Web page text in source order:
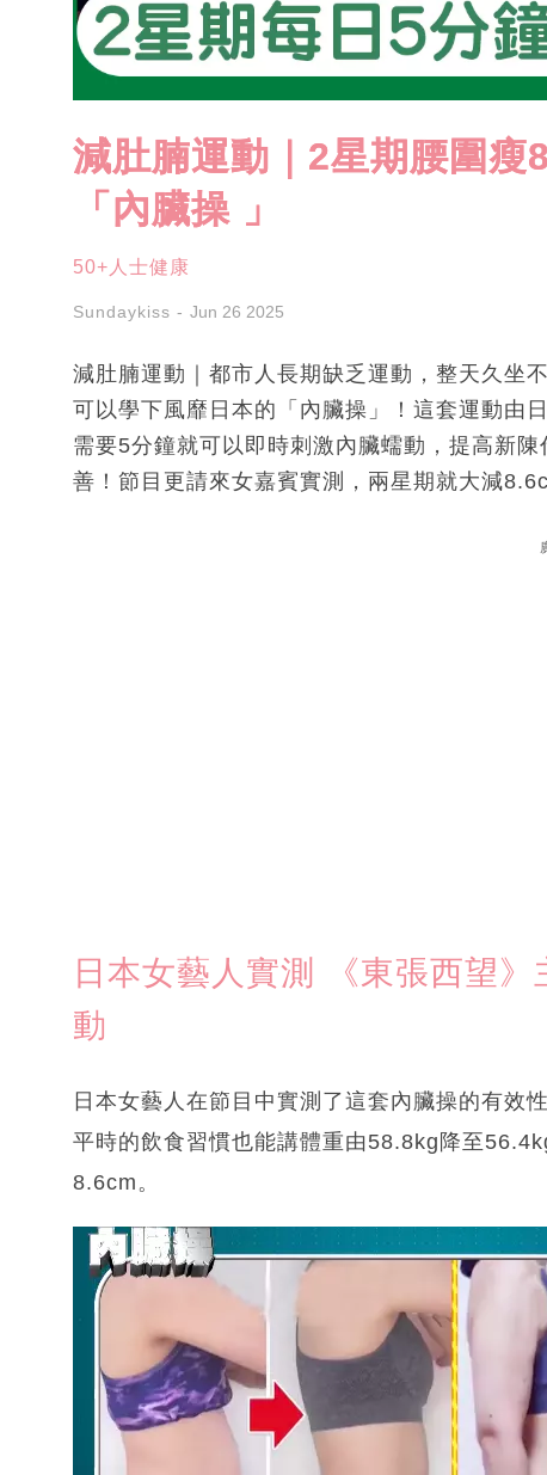
減肚腩運動｜2星期腰圍
「內臟操 」
50+人士健康
Sundaykiss Jun 26 2025
減肚腩運動｜都市人長期缺乏運動，整天久坐
可以學下風靡日本的「內臟操」！這套運動由
需要5分鐘就可以即時刺激內臟蠕動，提高新
善！節目更請來女嘉賓實測，兩星期就大減
日本女藝人實測 《東張西望
動
日本女藝人在節目中實測了這套內臟操的有效
平時的飲食習慣也能講體重由58.8kg降至
8.6cm。